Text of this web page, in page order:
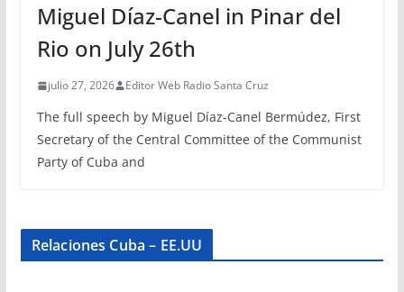
Miguel Díaz-Canel in Pinar del
Rio on July 26th
julio 27, 2026 Editor Web Radio Santa Cruz
The full speech by Miguel Díaz-Canel Bermúdez, First
Secretary of the Central Committee of the Communist
Party of Cuba and
Relaciones Cuba – EE.UU